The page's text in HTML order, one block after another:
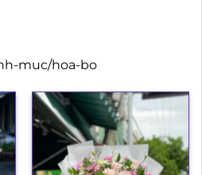
muc/hoa-bo